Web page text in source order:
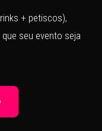
+ petiscos),
seu evento seja